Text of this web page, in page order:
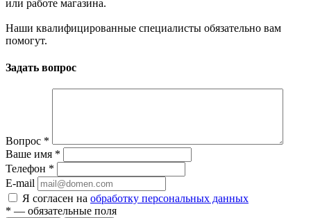
или работе магазина.
Наши квалифицированные специалисты обязательно вам
помогут.
Задать вопрос
Вопрос *
Ваше имя *
Телефон *
E-mail
Я согласен на обработку персональных данных
* — обязательные поля